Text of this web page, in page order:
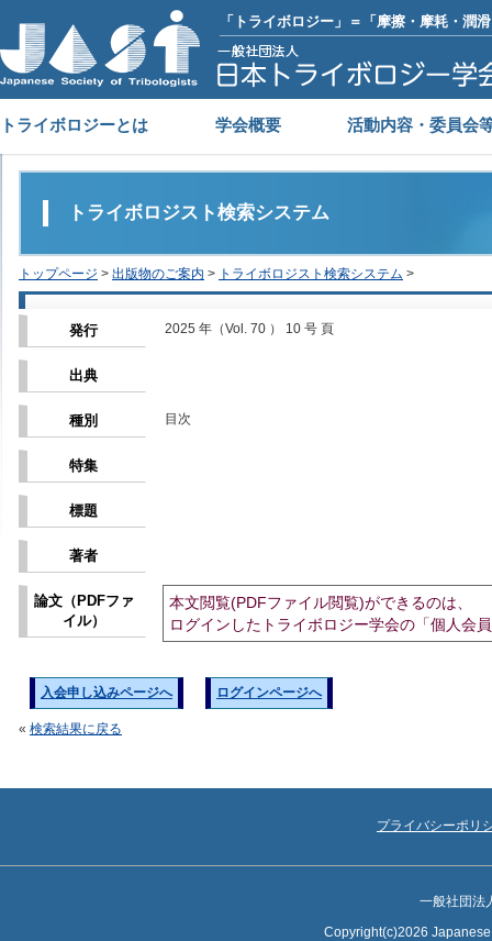
「トライボロジー」＝「摩擦・摩耗・潤
トライボロジーとは 学会概要 活動内容・委員会
トライボロジスト検索システム
トップページ > 出版物のご案内 > トライボロジスト検索システム >
発行 2025 年（Vol. 70 ） 10 号 頁
出典
種別 目次
特集
標題
著者
論文（PDFファ
イル）
本文閲覧(PDFファイル閲覧)ができるのは、
ログインしたトライボロジー学会の「個人会
入会申し込みページへ ログインページへ
« 検索結果に戻る
プライバシーポリ
一般社団法
Copyright(c)2026